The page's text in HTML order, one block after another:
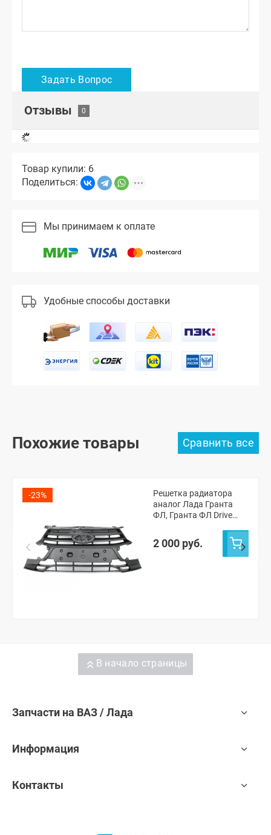
Отзывы
Товар купили: 6
Поделиться:
Мы принимаем к оплате
Удобные способы доставки
Похожие товары
-23%
Решетка радиатора
аналог Лада Гранта
ФЛ, Гранта ФЛ Drive
2 000 руб.
В начало страницы
Запчасти на ВАЗ / Лада
Информация
Контакты